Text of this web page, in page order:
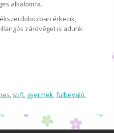
alkalomra.
érkezik,
záróvéget is adunk
, stift, gyermek,fülbevaló,